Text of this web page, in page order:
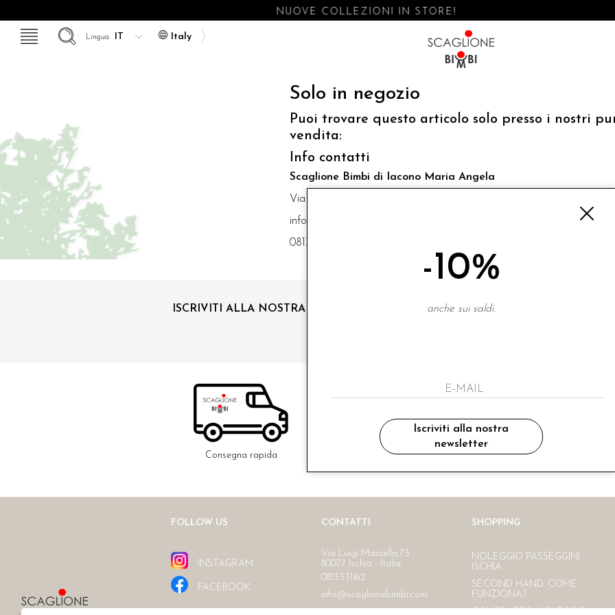
NUOVE COLLEZIONI IN STORE!
Italy
Lingua
Solo in negozio
Puoi trovare questo articolo solo presso i nostri
vendita:
Info contatti
Scaglione Bimbi di Iacono Maria Angela
Via Luigi Mazzella,73 80077 Ischia
info@scaglionebimbi.com
0813331162
ISCRIVITI ALLA NOSTRA NEWSLETTER
ho letto ed accettato le condizioni sulla
Consegna rapida Ritiro in negozio
Consegna gratuita in Italia
FOLLOW US
INSTAGRAM
FACEBOOK
CONTATTI
Via Luigi Mazzella,73
80077 Ischia - Italia
0813331162
info@scaglionebimbi.com
SHOPPING
NOLEGGIO PASSEGGINI
ISCHIA
SECOND HAND. COME
FUNZIONA?
-10%
anche sui saldi.
Iscriviti alla nostra
newsletter